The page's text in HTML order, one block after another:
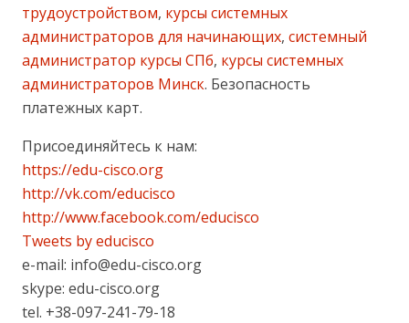
трудоустройством, курсы системных
администраторов для начинающих, системный
администратор курсы СПб, курсы системных
администраторов Минск. Безопасность
платежных карт.
Присоединяйтесь к нам:
https://edu-cisco.org
http://vk.com/educisco
http://www.facebook.com/educisco
Tweets by educisco
e-mail: info@edu-cisco.org
skype: edu-cisco.org
tel. +38-097-241-79-18